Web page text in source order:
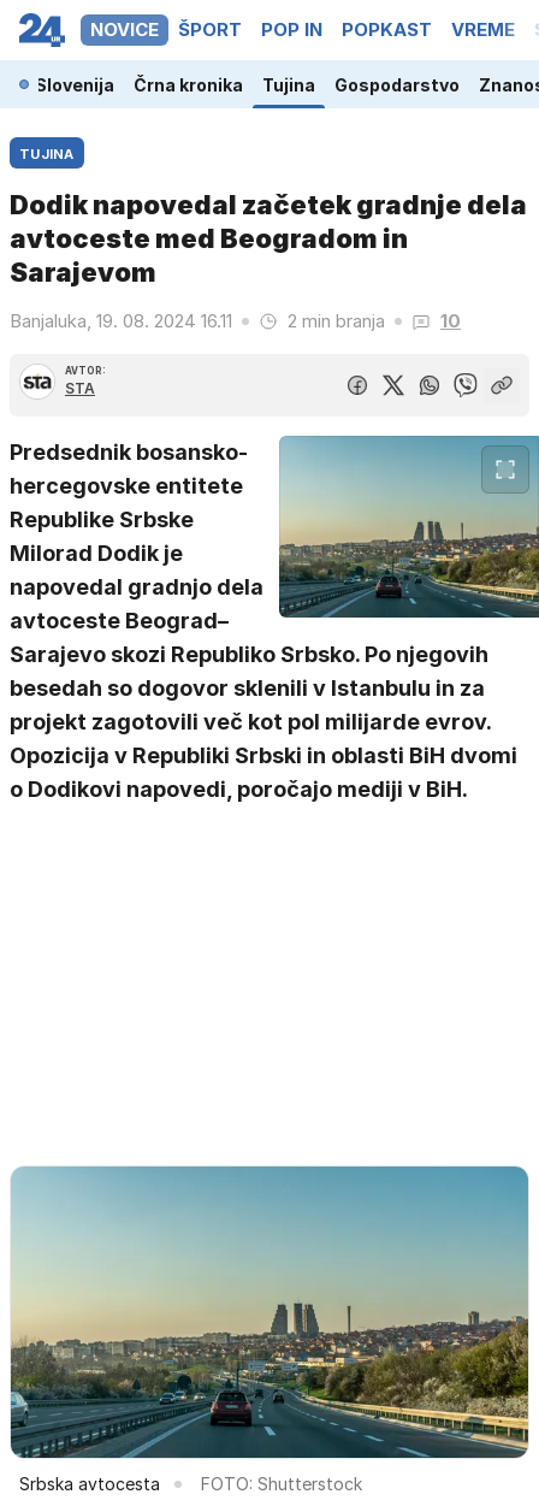
NOVICE ŠPORT POP IN POPKAST VREME
Slovenija Črna kronika Tujina Gospodarstvo
TUJINA
Dodik napovedal začetek gradnje dela
avtoceste med Beogradom in
Sarajevom
Banjaluka, 19. 08. 2024 16.11 2 min branja 10
AVTOR:
STA
Predsednik bosansko-
hercegovske entitete
Republike Srbske
Milorad Dodik je
napovedal gradnjo dela
avtoceste Beograd–
Sarajevo skozi Republiko Srbsko. Po njegovih
besedah so dogovor sklenili v Istanbulu in za
projekt zagotovili več kot pol milijarde evrov.
Opozicija v Republiki Srbski in oblasti BiH dvomi
o Dodikovi napovedi, poročajo mediji v BiH.
Srbska avtocesta FOTO: Shutterstock